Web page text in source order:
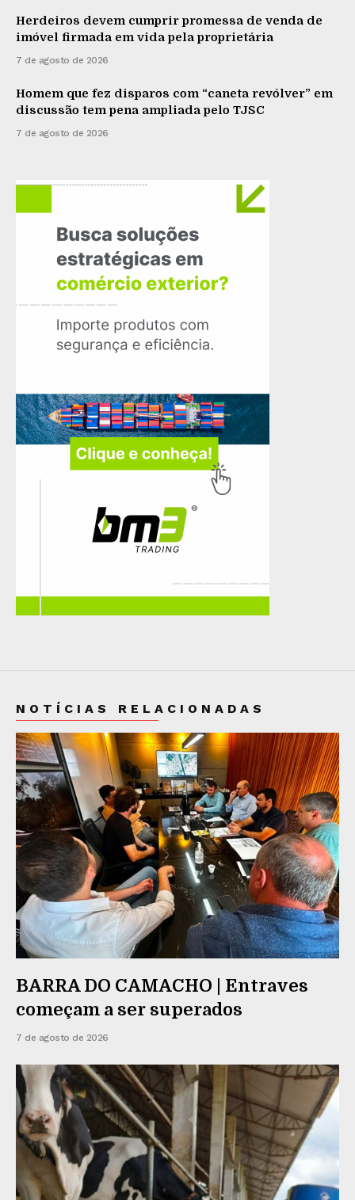
Herdeiros devem cumprir promessa de venda de
imóvel firmada em vida pela proprietária
7 de agosto de 2026
Homem que fez disparos com “caneta revólver” em
discussão tem pena ampliada pelo TJSC
7 de agosto de 2026
NOTÍCIAS RELACIONADAS
BARRA DO CAMACHO | Entraves
começam a ser superados
7 de agosto de 2026